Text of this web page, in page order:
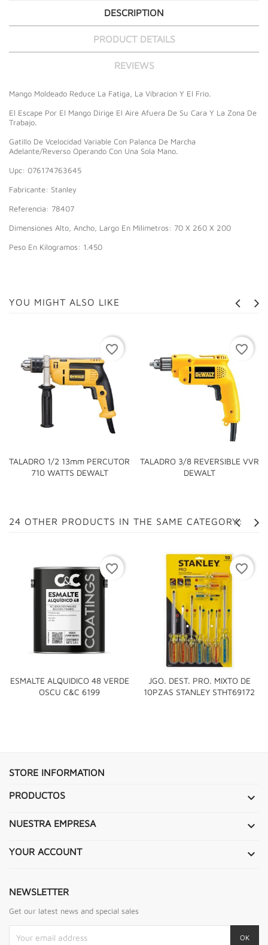
DESCRIPTION
PRODUCT DETAILS
REVIEWS
Mango Moldeado Reduce La Fatiga, La Vibracion Y El Frio.
El Escape Por El Mango Dirige El Aire Afuera De Su Cara Y La Zona De
Trabajo.
Gatillo De Vcelocidad Variable Con Palanca De Marcha
Adelante/Reverso Operando Con Una Sola Mano.
Upc: 076174763645
Fabricante: Stanley
Referencia: 78407
Dimensiones Alto, Ancho, Largo En Milimetros: 70 X 260 X 200
Peso En Kilogramos: 1.450
YOU MIGHT ALSO LIKE
TALADRO 1/2 13mm PERCUTOR
710 WATTS DEWALT
favorite_border
TALADRO 3/8 REVERSIBLE VVR
DEWALT
favorite_border
24 OTHER PRODUCTS IN THE SAME CATEGORY:
ESMALTE ALQUIDICO 48 VERDE
OSCU C&C 6199
favorite_border
JGO. DEST. PRO. MIXTO DE
10PZAS STANLEY STHT69172
favorite_border
STORE INFORMATION
PRODUCTOS 
NUESTRA EMPRESA 
YOUR ACCOUNT 
NEWSLETTER
Get our latest news and special sales